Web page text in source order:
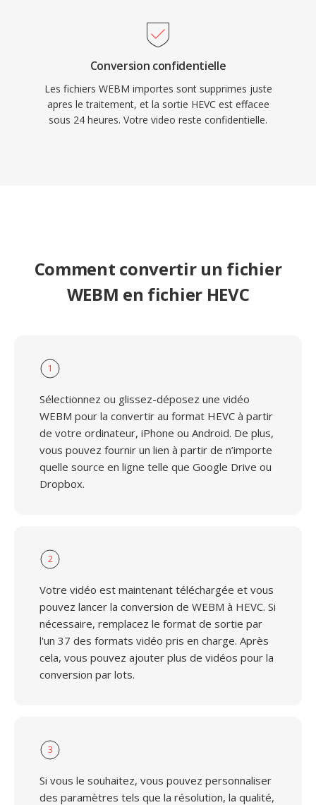
l&#039;infrastructure de diffusion et
l&#039;electronique grand public à travers le
Conversion confidentielle
Les fichiers WEBM importes sont supprimes juste
apres le traitement, et la sortie HEVC est effacee
sous 24 heures. Votre video reste confidentielle.
Comment convertir un fichier
WEBM en fichier HEVC
1
Sélectionnez ou glissez-déposez une vidéo
WEBM pour la convertir au format HEVC à partir
de votre ordinateur, iPhone ou Android. De plus,
vous pouvez fournir un lien à partir de n’importe
quelle source en ligne telle que Google Drive ou
Dropbox.
2
Votre vidéo est maintenant téléchargée et vous
pouvez lancer la conversion de WEBM à HEVC. Si
nécessaire, remplacez le format de sortie par
l'un 37 des formats vidéo pris en charge. Après
cela, vous pouvez ajouter plus de vidéos pour la
conversion par lots.
3
Si vous le souhaitez, vous pouvez personnaliser
des paramètres tels que la résolution, la qualité,